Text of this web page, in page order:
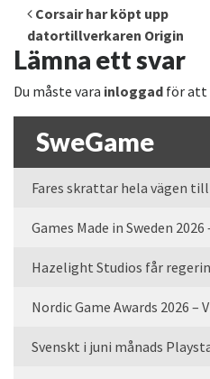
Inläggsnavigering
Corsair har köpt upp
datortillverkaren Origin
Lämna ett svar
Du måste vara inloggad för att
SweGame
Fares skrattar hela vägen
Hazelight Studios får
Nordic Game Awards 2026 –
Svenskt i juni månads